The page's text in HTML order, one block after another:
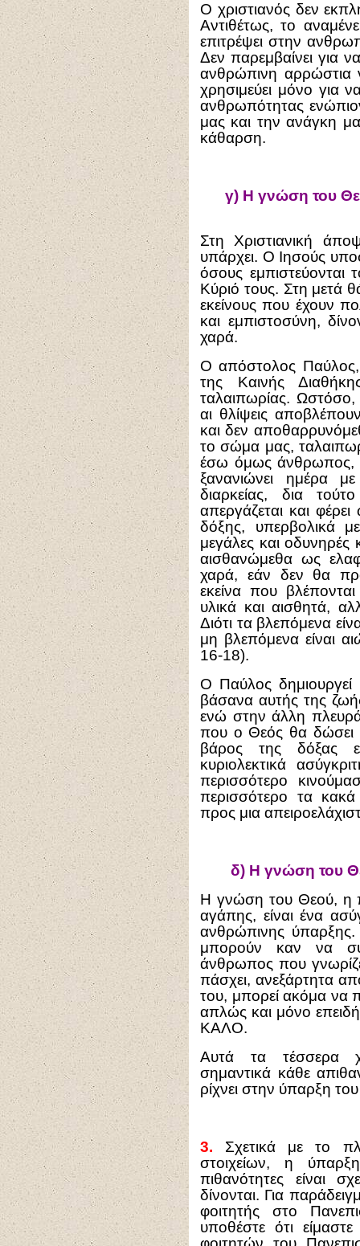
Ο χριστιανός δεν
Αντιθέτως, το
επιτρέψει στην
Δεν παρεμβαίνει για
ανθρώπινη αρρώστια
χρησιμεύει μόνο για
ανθρωπότητας
μας και την ανάγκη
κάθαρση.
γ) Η γνώση του
Στη Χριστιανική
υπάρχει. Ο Ιησούς
όσους εμπιστεύονται
Κύριό τους. Στη μετά
εκείνους που έχουν
και εμπιστοσύνη,
χαρά.
Ο απόστολος
της Καινής
ταλαιπωρίας.
αι θλίψεις
και δεν
το σώμα μας,
έσω όμως άνθρωπος,
ξανανιώνει ημέρα
διαρκείας, δια
απεργάζεται και
δόξης, υπερβολικά
μεγάλες και οδυνηρές
αισθανώμεθα ως
χαρά, εάν δεν θα
εκείνα που
υλικά και αισθητά,
Διότι τα βλεπόμενα
μη βλεπόμενα είναι
16-18).
Ο Παύλος
βάσανα αυτής της
ενώ στην άλλη
που ο Θεός θα δώσει
βάρος της δόξας
κυριολεκτικά
περισσότερο
περισσότερο τα
προς μια
δ)Η γνώση του
Η γνώση του Θεού, η
αγάπης, είναι ένα
ανθρώπινης
μπορούν καν να
άνθρωπος που
πάσχει, ανεξάρτητα
του, μπορεί ακόμα να
απλώς και μόνο
ΚΑΛΟ.
Αυτά τα τέσσερα
σημαντικά κάθε
ρίχνει στην ύπαρξη
3. Σχετικά με το
στοιχείων, η
πιθανότητες είναι
δίνονται. Για
φοιτητής στο
υποθέστε ότι